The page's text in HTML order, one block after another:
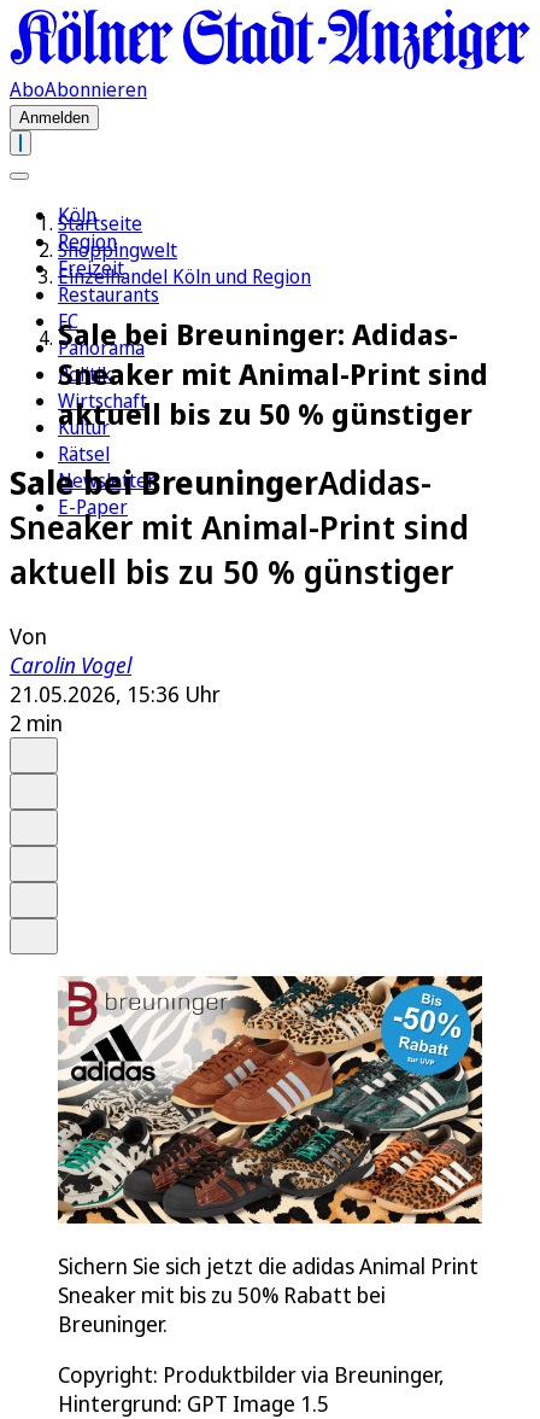
AboAbonnieren
Anmelden
Köln
Region
Freizeit
Restaurants
FC
Panorama
Politik
Wirtschaft
Kultur
Rätsel
Newsletter
E-Paper
Startseite
Shoppingwelt
Einzelhandel Köln und Region
Sale bei Breuninger: Adidas-
Sneaker mit Animal-Print sind
aktuell bis zu 50 % günstiger
Sale bei BreuningerAdidas-
Sneaker mit Animal-Print sind
aktuell bis zu 50 % günstiger
Von
Carolin Vogel
21.05.2026, 15:36 Uhr
2 min
Sichern Sie sich jetzt die adidas Animal Print
Sneaker mit bis zu 50% Rabatt bei
Breuninger.
Copyright: Produktbilder via Breuninger,
Hintergrund: GPT Image 1.5